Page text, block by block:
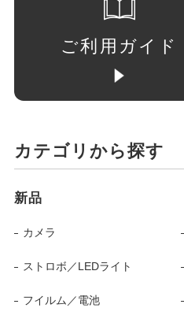
ご利用ガイド
カテゴリから探す
新品
カメラ
ストロボ／LEDライト
フイルム／電池